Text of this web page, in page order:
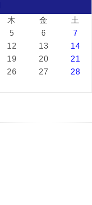
木 金
土
5 6
7
12 13
14
19 20
21
26 27
28